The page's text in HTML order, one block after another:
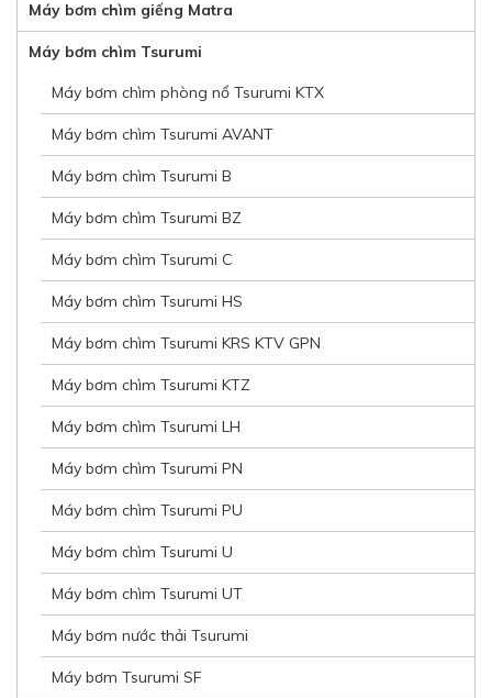
Máy bơm chìm giếng Matra
Máy bơm chìm Tsurumi
Máy bơm chìm phòng nổ Tsurumi KTX
Máy bơm chìm Tsurumi AVANT
Máy bơm chìm Tsurumi B
Máy bơm chìm Tsurumi BZ
Máy bơm chìm Tsurumi C
Máy bơm chìm Tsurumi HS
Máy bơm chìm Tsurumi KRS KTV GPN
Máy bơm chìm Tsurumi KTZ
Máy bơm chìm Tsurumi LH
Máy bơm chìm Tsurumi PN
Máy bơm chìm Tsurumi PU
Máy bơm chìm Tsurumi U
Máy bơm chìm Tsurumi UT
Máy bơm nước thải Tsurumi
Máy bơm Tsurumi SF